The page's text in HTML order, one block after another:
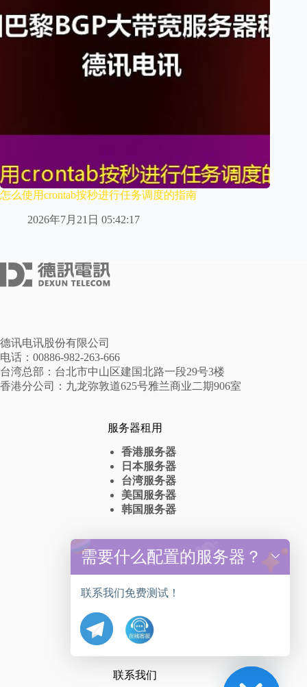
怎么使用crontab按秒进行任务调度的指南
2026年7月21日 05:42:17
德讯电讯股份有限公司
电话：00886-982-263-666
台湾总部：台北市中山区建国北路一段29号3楼
香港分公司：九龙弥敦道625号雅兰商业二期906室
服务器租用
香港服务器
日本服务器
台湾服务器
美国服务器
韩国服务器
高防服务器
香港高防服务器出租
台湾高防服务器租赁
日本高防服务器
韩国高防服务器
联系我们
t
需要什么配置的服务器？
联系我们免费测试！